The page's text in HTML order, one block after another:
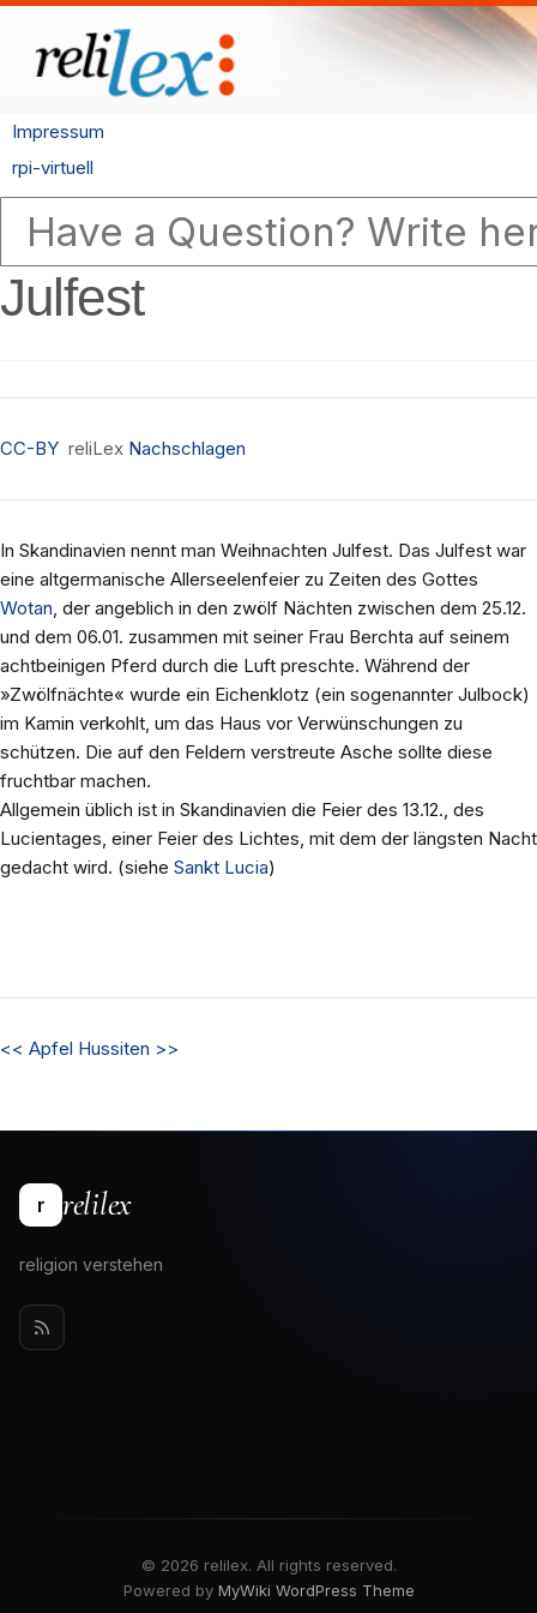
Impressum
rpi-virtuell
Julfest
CC-BY reliLex Nachschlagen
In Skandinavien nennt man Weihnachten Julfest. Das Julfest war
eine altgermanische Allerseelenfeier zu Zeiten des Gottes
Wotan, der angeblich in den zwölf Nächten zwischen dem 25.12.
und dem 06.01. zusammen mit seiner Frau Berchta auf seinem
achtbeinigen Pferd durch die Luft preschte. Während der
»Zwölfnächte« wurde ein Eichenklotz (ein sogenannter Julbock)
im Kamin verkohlt, um das Haus vor Verwünschungen zu
schützen. Die auf den Feldern verstreute Asche sollte diese
fruchtbar machen.
Allgemein üblich ist in Skandinavien die Feier des 13.12., des
Lucientages, einer Feier des Lichtes, mit dem der längsten Nacht
gedacht wird. (siehe Sankt Lucia)
<< Apfel Hussiten >>
r relilex
religion verstehen
© 2026 relilex. All rights reserved.
Powered by MyWiki WordPress Theme